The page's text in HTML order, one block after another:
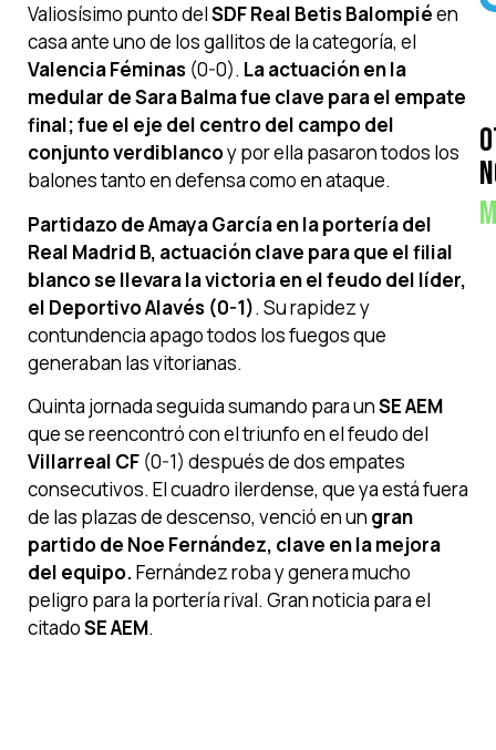
Valiosísimo punto delSDF Real Betis Balompiéen
casa ante uno de los gallitos de la categoría, el
Valencia Féminas (0-0). La actuación en la
medular de Sara Balma fue clave para el empate
final; fue el eje del centro del campo del
conjunto verdiblancoy por ella pasaron todos los
balones tanto en defensa como en ataque.
Partidazo de Amaya García en la portería del
Real Madrid B, actuación clave para que el filial
blanco se llevara la victoria en el feudo del líder,
el Deportivo Alavés (0-1). Su rapidez y
contundencia apago todos los fuegos que
generaban las vitorianas.
Quinta jornada seguida sumando para unSE AEM
que se reencontró con el triunfo en el feudo del
Villarreal CF (0-1) después de dos empates
consecutivos. El cuadro ilerdense, que ya está fuera
de las plazas de descenso, venció en un gran
partido de Noe Fernández, clave en la mejora
del equipo.Fernández roba y genera mucho
peligro para la portería rival. Gran noticia para el
citadoSE AEM.